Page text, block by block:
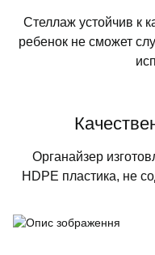
Стеллаж устойчив к
ребенок не сможет
Органайзер
HDPE пластика, не